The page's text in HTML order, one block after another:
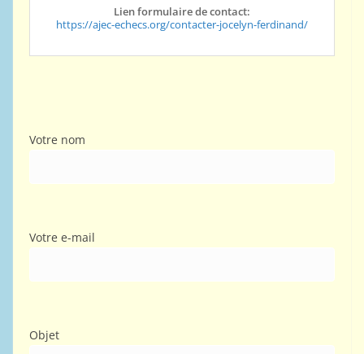
Lien formulaire de contact:
https://ajec-echecs.org/contacter-jocelyn-ferdinand/
Votre nom
Votre e-mail
Objet